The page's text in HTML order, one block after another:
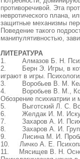
противоречивой. Эта
невротического плана,
защитные механизмы
Поведение такого
манипулятивностью,
ЛИТЕРАТУРА
1. Алмазов Б. Н.
2. Берн Э. Игры, в
играют в игры.
3. Воробьев В. М. Келли
4. Воробьев В. М.,
Обозрение психиатрии
5. Выготский Л. С.
6. Желдак И. М.
7. Захаров А. И.
8. Захаров А. И.
9. Лисина М. И.
10. Личко А. Е.
11. Мясищев В. Н.